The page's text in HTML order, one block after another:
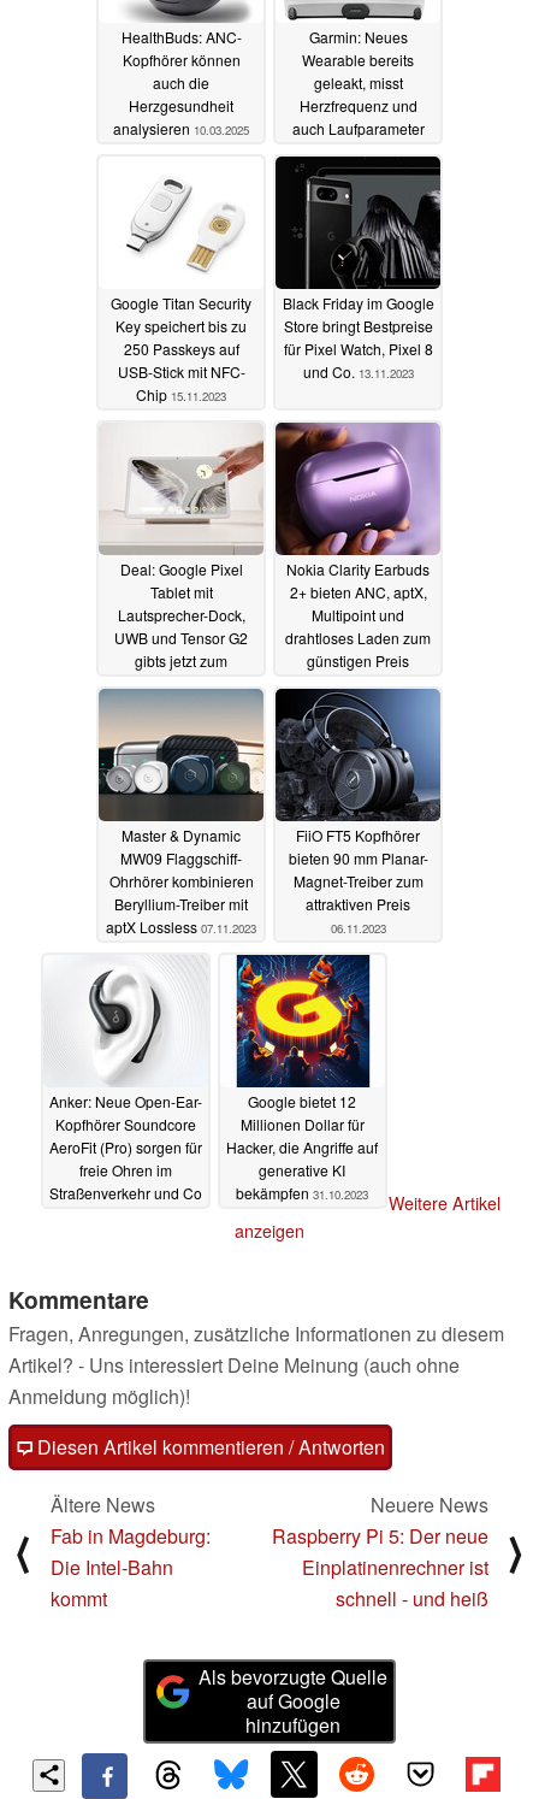
HealthBuds: ANC-
Kopfhörer können
auch die
Herzgesundheit
analysieren 10.03.2025
Garmin: Neues
Wearable bereits
geleakt, misst
Herzfrequenz und
auch Laufparameter
04.01.2024
Google Titan Security
Key speichert bis zu
250 Passkeys auf
USB-Stick mit NFC-
Chip 15.11.2023
Black Friday im Google
Store bringt Bestpreise
für Pixel Watch, Pixel 8
und Co. 13.11.2023
Deal: Google Pixel
Tablet mit
Lautsprecher-Dock,
UWB und Tensor G2
gibts jetzt zum
Bestpreis13.11.2023
Nokia Clarity Earbuds
2+ bieten ANC, aptX,
Multipoint und
drahtloses Laden zum
günstigen Preis
10.11.2023
Master & Dynamic
MW09 Flaggschiff-
Ohrhörer kombinieren
Beryllium-Treiber mit
aptX Lossless 07.11.2023
FiiO FT5 Kopfhörer
bieten 90 mm Planar-
Magnet-Treiber zum
attraktiven Preis
06.11.2023
Anker: Neue Open-Ear-
Kopfhörer Soundcore
AeroFit (Pro) sorgen für
freie Ohren im
Straßenverkehr und Co
Google bietet 12
Millionen Dollar für
Hacker, die Angriffe auf
generative KI
bekämpfen 31.10.2023
Weitere Artikel
anzeigen
Kommentare
Fragen, Anregungen, zusätzliche Informationen zu diesem
Artikel? - Uns interessiert Deine Meinung (auch ohne
Anmeldung möglich)!
Diesen Artikel kommentieren / Antworten
⟨
Ältere News
Fab in Magdeburg:
Die Intel-Bahn
kommt
Neuere News
Raspberry Pi 5: Der neue
Einplatinenrechner ist
schnell - und heiß
⟩
Als bevorzugte Quelle
auf Google
hinzufügen